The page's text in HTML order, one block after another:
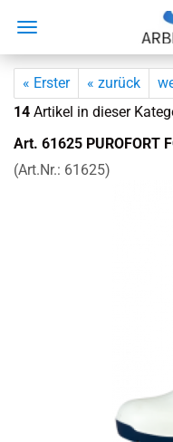
« Erster « zurück
14 Artikel in dieser
Art. 61625 PU­RO­FORT
(Art.Nr.: 61625)